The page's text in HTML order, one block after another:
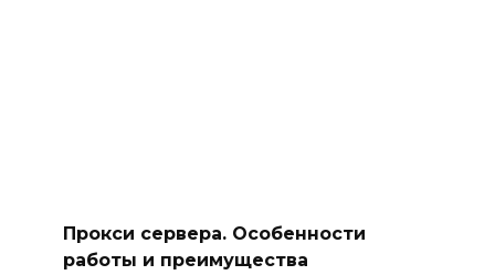
Прокси сервера. Особенности
работы и преимущества